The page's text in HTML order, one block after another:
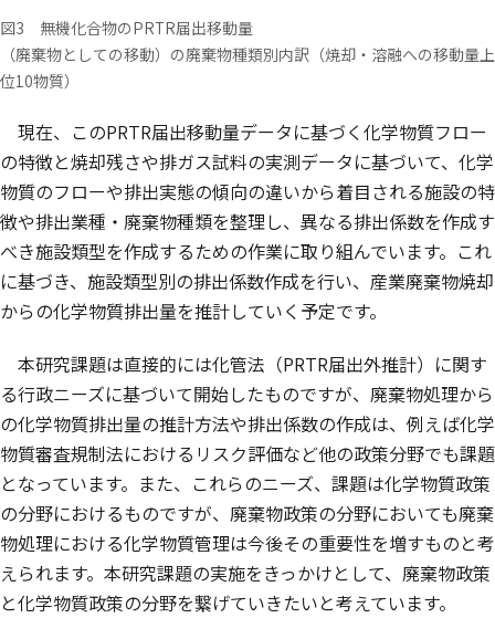
図3 無機化合物のPRTR届出移動量
（廃棄物としての移動）の廃棄物種類別内訳（焼却・溶融への移動量上
位10物質）
現在、このPRTR届出移動量データに基づく化学物質フロー
の特徴と焼却残さや排ガス試料の実測データに基づいて、化学
物質のフローや排出実態の傾向の違いから着目される施設の特
徴や排出業種・廃棄物種類を整理し、異なる排出係数を作成す
べき施設類型を作成するための作業に取り組んでいます。これ
に基づき、施設類型別の排出係数作成を行い、産業廃棄物焼却
からの化学物質排出量を推計していく予定です。
本研究課題は直接的には化管法（PRTR届出外推計）に関す
る行政ニーズに基づいて開始したものですが、廃棄物処理から
の化学物質排出量の推計方法や排出係数の作成は、例えば化学
物質審査規制法におけるリスク評価など他の政策分野でも課題
となっています。また、これらのニーズ、課題は化学物質政策
の分野におけるものですが、廃棄物政策の分野においても廃棄
物処理における化学物質管理は今後その重要性を増すものと考
えられます。本研究課題の実施をきっかけとして、廃棄物政策
と化学物質政策の分野を繋げていきたいと考えています。